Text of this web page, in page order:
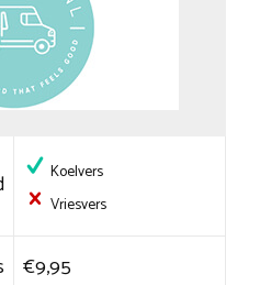
Koelvers
Vriesvers
€9,95